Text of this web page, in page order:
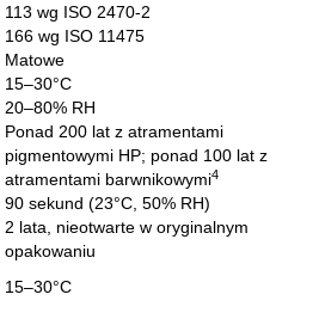
113 wg ISO 2470-2
166 wg ISO 11475
Matowe
15–30°C
20–80% RH
Ponad 200 lat z atramentami
pigmentowymi HP; ponad 100 lat z
atramentami barwnikowymi4
90 sekund (23°C, 50% RH)
2 lata, nieotwarte w oryginalnym
opakowaniu
15–30°C